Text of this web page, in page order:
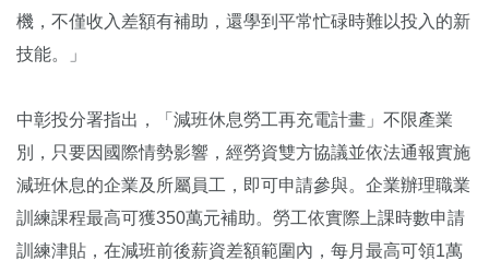
機，不僅收入差額有補助，還學到平常忙碌時難以投入的新
技能。」
中彰投分署指出，「減班休息勞工再充電計畫」不限產業
別，只要因國際情勢影響，經勞資雙方協議並依法通報實施
減班休息的企業及所屬員工，即可申請參與。企業辦理職業
訓練課程最高可獲350萬元補助。勞工依實際上課時數申請
訓練津貼，在減班前後薪資差額範圍內，每月最高可領1萬